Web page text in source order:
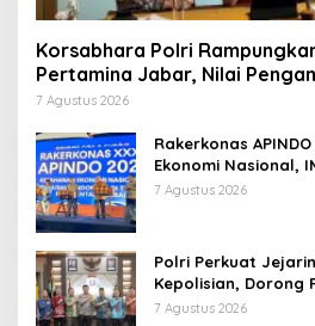
Korsabhara Polri
Pertamina Jabar, Nilai
Persen
7 Agustus 2026
Rakerkonas
Ekonomi Nasional,
Pentingnya
7 Agustus 2026
Polri Perkuat
Kepolisian, Dorong
Kebijakan dan
7 Agustus 2026